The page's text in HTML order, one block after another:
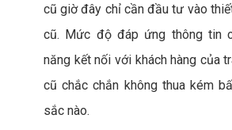
cũ giờ đây chỉ cần đầu tư vào
cũ. Mức độ đáp ứng thông tin
năng kết nối với khách hàng của
cũ chắc chắn không thua kém
sắc nào.